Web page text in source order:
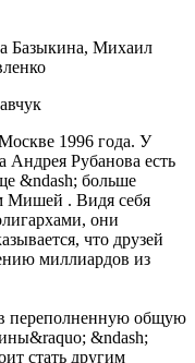
Базыкина, Михаил
1996 года. У
Андрея Рубанова есть
&ndash; больше
Мишей . Видя себя
они
что друзей
миллиардов из
переполненную общую
&ndash;
стать другим